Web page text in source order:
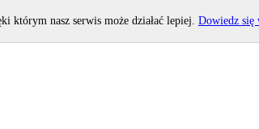
którym nasz serwis może działać lepiej. Dowiedz się